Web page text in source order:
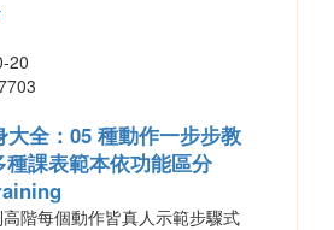
20
大全：05 種動作一步步教
課表範本依功能區分
階每個動作皆真人示範步驟式